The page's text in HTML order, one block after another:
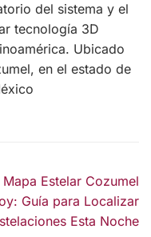
del sistema y el
tecnología 3D
Ubicado
en el estado de
Mapa Estelar Cozumel
Guía para Localizar
Esta Noche